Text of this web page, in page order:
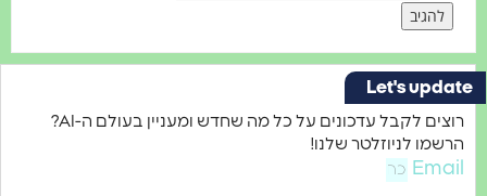
Let's
רוצים לקבל עדכונים על כל מה שחדש ומעניין בעולם ה-AI?
לניוזלטר שלנו!